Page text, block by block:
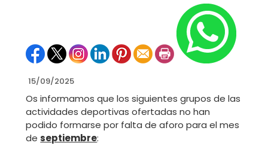
15/09/2025
Os informamos que los siguientes grupos de las
actividades deportivas ofertadas no han
podido formarse por falta de aforo para el mes
deseptiembre: